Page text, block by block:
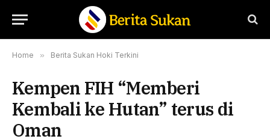
Home » Berita Sukan Hoki Terkini
Kempen FIH “Memberi
Kembali ke Hutan” terus di
Oman